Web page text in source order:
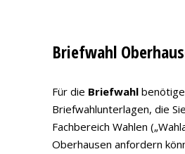
Briefwahl
Für die Briefwahl
Briefwahlunterlagen, die
Fachbereich Wahlen
Oberhausen anfordern